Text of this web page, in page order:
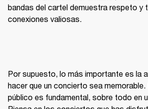
bandas del cartel demuestra respeto y
conexiones valiosas.
Por supuesto, lo más importante es la
hacer que un concierto sea
público es fundamental, sobre todo en